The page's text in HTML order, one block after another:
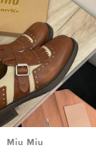
Miu Miu